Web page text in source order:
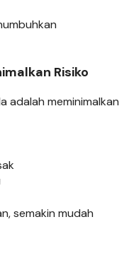
Risiko
adalah meminimalkan
semakin mudah